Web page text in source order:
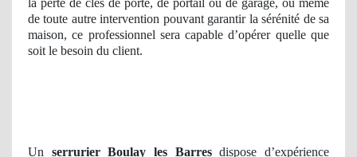
la perte de clés de porte, de portail ou de garage, ou même
de toute autre intervention pouvant garantir la sérénité de sa
maison, ce professionnel sera capable d’opérer quelle que
soit le besoin du client.
Un serrurier Boulay les Barresdispose d’expérience